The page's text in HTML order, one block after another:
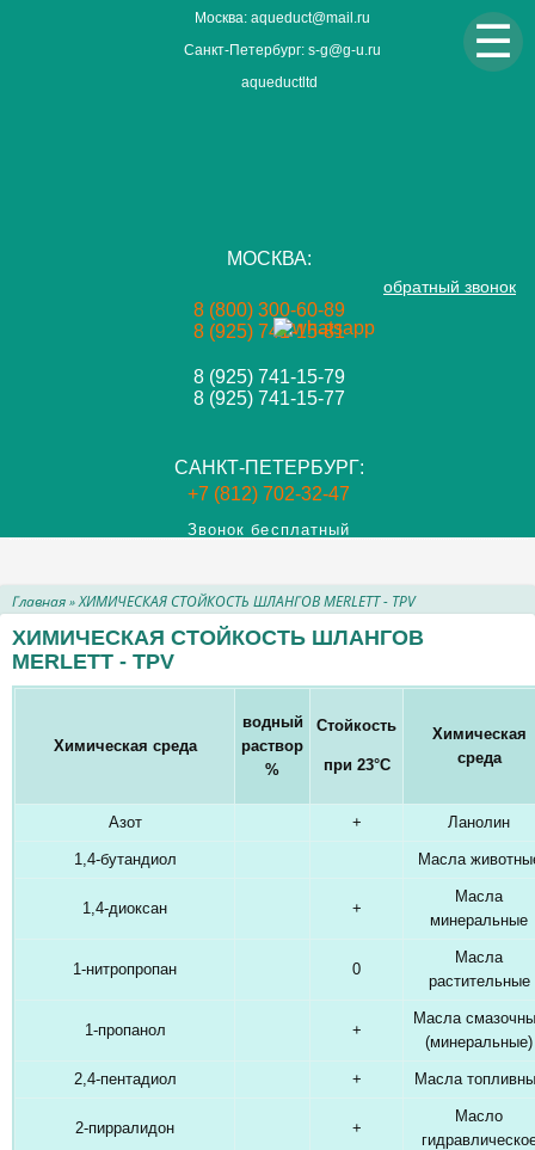
☰
Москва: aqueduct@mail.ru
Санкт-Петербург: s-g@g-u.ru
aqueductltd
МОСКВА:
обратный звонок
8 (800) 300-60-89
8 (925) 741-15-81
8 (925) 741-15-79
8 (925) 741-15-77
САНКТ-ПЕТЕРБУРГ:
+7 (812) 702-32-47
Звонок бесплатный
Главная »ХИМИЧЕСКАЯ СТОЙКОСТЬ ШЛАНГОВ MERLETT - TPV
ХИМИЧЕСКАЯ СТОЙКОСТЬ ШЛАНГОВ
MERLETT - TPV
Химическая среда
водный
раствор
%
Стойкость
при 23°С
Химическая
среда
Азот + Ланолин
1,4-бутандиол Масла
1,4-диоксан +
Масла
минеральные
1-нитропропан 0
Масла
растительные
1-пропанол +
Масла
(минеральные)
2,4-пентадиол + Масла
2-пирралидон +
Масло